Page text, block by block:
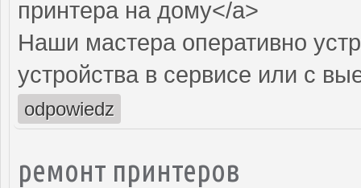
принтера на дому</a>
Наши мастера оперативно
устройства в сервисе или с
odpowiedz
ремонт принтеров